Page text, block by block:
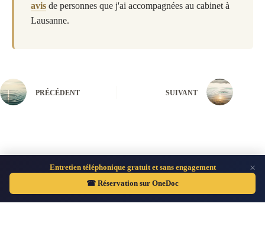
avis de personnes que j'ai accompagnées au cabinet à
Lausanne.
PRÉCÉDENT SUIVANT
Hypnose Lausanne Thérapies brèves - Copyright © 2026 -
Marc Binggeli - Fier d'avoir construit ce site sans aide
extérieure :-)
×
Entretien téléphonique gratuit et sans engagement
☎ Réservation sur OneDoc